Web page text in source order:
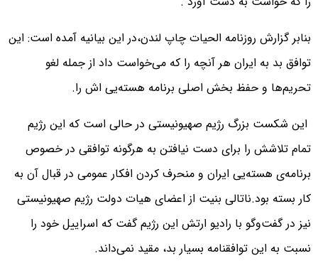
بنابر گزارش روزنامه‌ الحیات چاپ لندن،‌در این بیانیه آمده است: این
توافق بد به ایران هر آنچه را که می‌خواست داد از جمله لغو
تحریم‌ها و حفظ بخش اصلی برنامه‌ هسته‌یی اش را.
این شکست بزرگ رژیم صهیونیستی در حالی است که این رژیم
تمام تلاشش را برای دست نیافتن به هرگونه توافقی در خصوص
برنامه‌ی هسته‌یی ایران و منحرف کردن افکار عمومی در قبال آن به
کار بسته بود.ناتالی بنیت از اعضای هیات دولت رژیم صهیونیستی
نیز در گفت‌وگو با رادیو ارتش این رژیم گفت که اسراییل خود را
نسبت به این توافقنامه بسیار بد، مقید نمی‌داند.